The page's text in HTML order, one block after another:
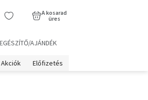
A kosarad
üres
AJÁNDÉK
Akciók Előfizetés